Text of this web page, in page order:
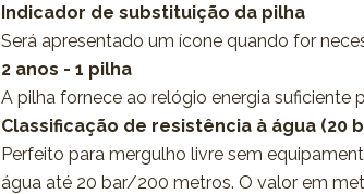
Indicador de substituição da pilha
Será apresentado um ícone quando for
2 anos - 1 pilha
A pilha fornece ao relógio energia suficiente
Classificação de resistência à água (20
Perfeito para mergulho livre sem
água até 20 bar/200 metros. O valor em